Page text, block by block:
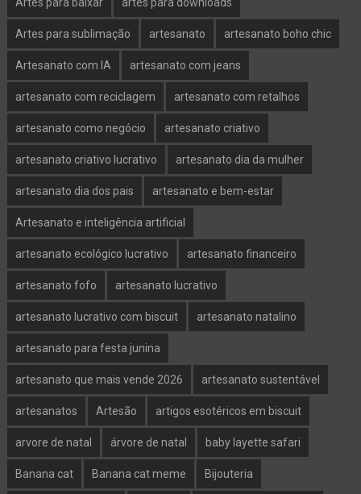
Artes para baixar artes para downloads
Artes para sublimação artesanato artesanato boho chic
Artesanato com IA artesanato com jeans
artesanato com reciclagem artesanato com retalhos
artesanato como negócio artesanato criativo
artesanato criativo lucrativo artesanato dia da mulher
artesanato dia dos pais artesanato e bem-estar
Artesanato e inteligência artificial
artesanato ecológico lucrativo artesanato financeiro
artesanato fofo artesanato lucrativo
artesanato lucrativo com biscuit artesanato natalino
artesanato para festa junina
artesanato que mais vende 2026 artesanato sustentável
artesanatos Artesão artigos esotéricos em biscuit
arvore de natal árvore de natal baby layette safari
Banana cat Banana cat meme Bijouteria